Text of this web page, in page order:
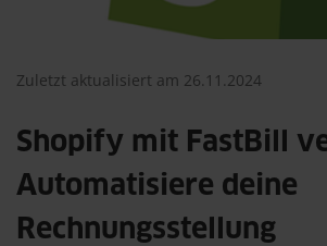
Zuletzt aktualisiert am 26.11.2024
Shopify mit FastBill
Automatisiere deine
Rechnungsstellung